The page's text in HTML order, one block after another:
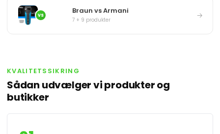
VS Braun vs Armani
7 + 9 produkter →
KVALITETSSIKRING
Sådan udvælger vi produkter og
butikker